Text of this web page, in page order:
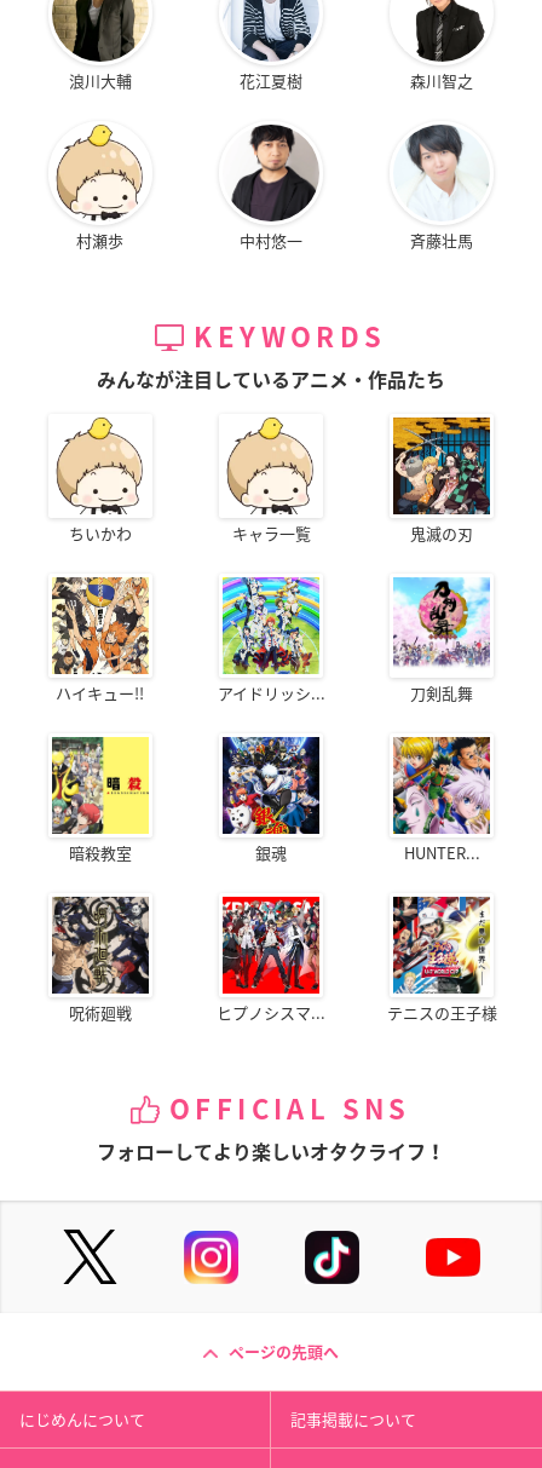
浪川大輔 花江夏樹 森川智之
村瀬歩 中村悠一 斉藤壮馬
KEYWORDS
みんなが注目しているアニメ・作品たち
ちいかわ キャラ一覧 鬼滅の刃
ハイキュー!! アイドリッシ... 刀剣乱舞
暗殺教室 銀魂 HUNTER...
呪術廻戦 ヒプノシスマ... テニスの王子様
OFFICIAL SNS
フォローしてより楽しいオタクライフ！
ページの先頭へ
にじめんについて 記事掲載について